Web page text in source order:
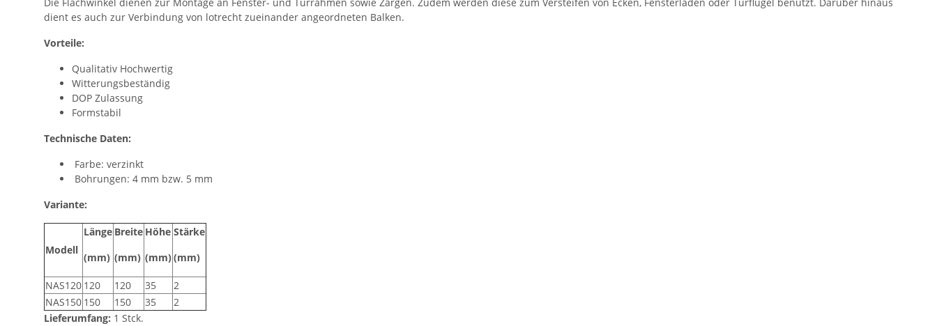
dient es auch zur Verbindung von lotrecht zueinander angeordneten Balken.
Vorteile:
Qualitativ Hochwertig
Witterungsbeständig
DOP Zulassung
Formstabil
Technische Daten:
Farbe: verzinkt
Bohrungen: 4 mm bzw. 5 mm
Variante:
Modell
Länge
(mm)
Breite
(mm)
Höhe
(mm)
Stärke
(mm)
NAS120 120 120 35
2
NAS150 150 150 35
2
Lieferumfang: 1 Stck.